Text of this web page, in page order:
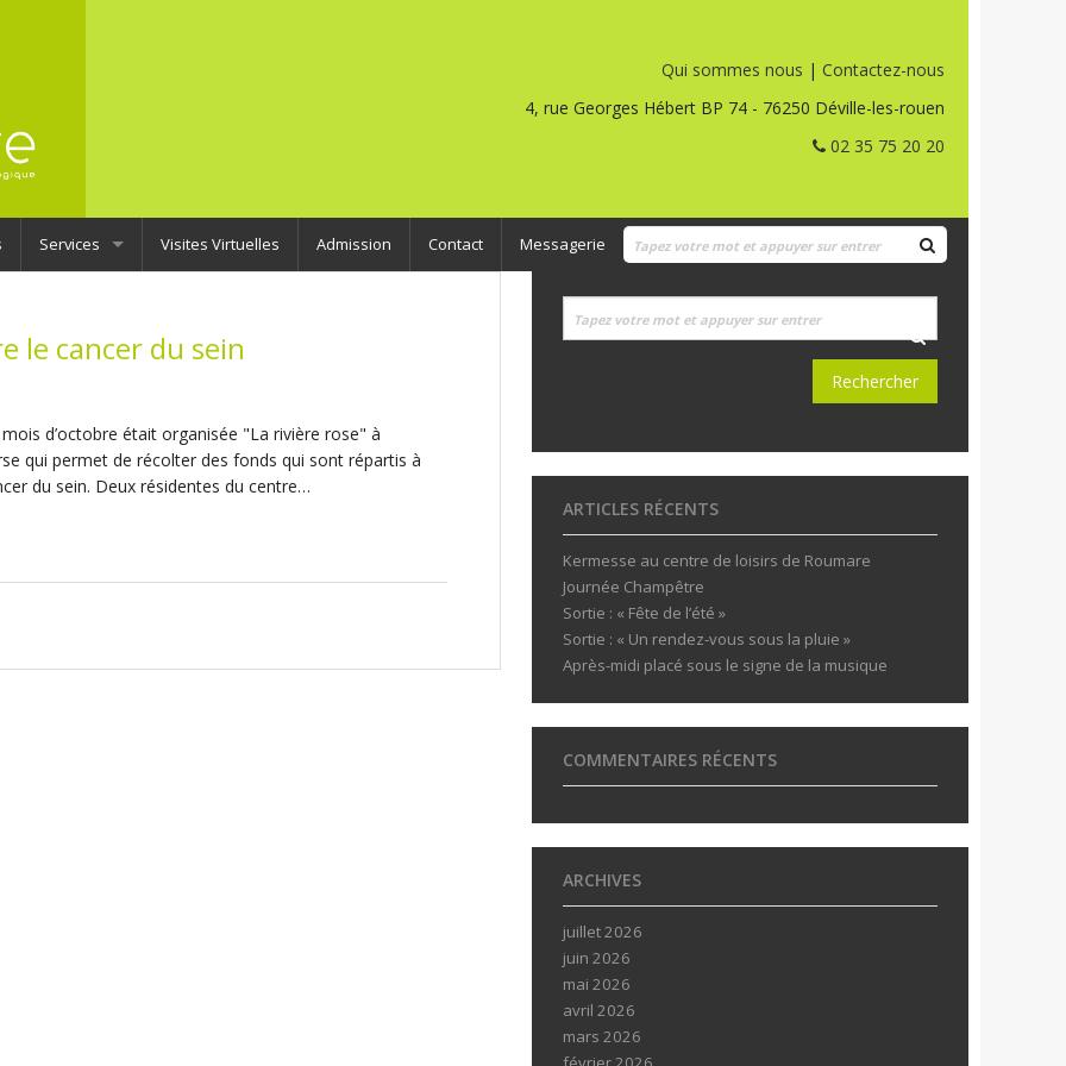
Qui sommes nous | Contactez-nous
4, rue Georges Hébert BP 74 - 76250 Déville-les-rouen
02 35 75 20 20
Services
Le moulin
Le colombier
Services specialisésLa clairière
L’accueil enchantant
60 places classiques
Visites Virtuelles Admission Contact Messagerie
le cancer du sein
d’octobre était organisée "La rivière rose" à
qui permet de récolter des fonds qui sont répartis à
du sein. Deux résidentes du centre…
ARTICLES RÉCENTS
Kermesse au centre de loisirs de Roumare
Journée Champêtre
Sortie : « Fête de l’été »
Sortie : « Un rendez-vous sous la pluie »
Après-midi placé sous le signe de la musique
COMMENTAIRES RÉCENTS
ARCHIVES
juillet 2026
juin 2026
mai 2026
avril 2026
mars 2026